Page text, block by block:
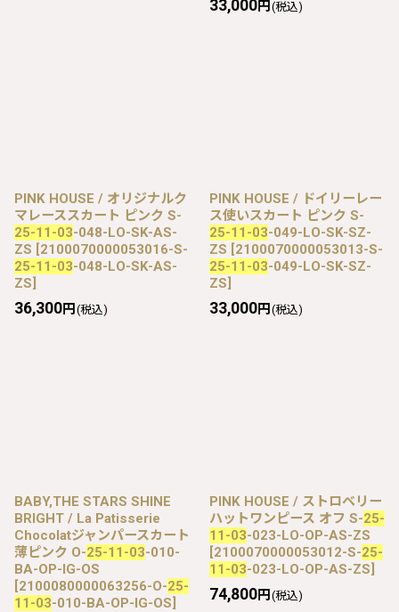
33,000円 (税込)
PINK HOUSE / オリジナルク
マレーススカート ピンク S-
25-11-03-048-LO-SK-AS-
ZS [2100070000053016-S-
25-11-03-048-LO-SK-AS-
ZS]
36,300円 (税込)
PINK HOUSE / ドイリーレー
ス使いスカート ピンク S-
25-11-03-049-LO-SK-SZ-
ZS [2100070000053013-S-
25-11-03-049-LO-SK-SZ-
ZS]
33,000円 (税込)
BABY,THE STARS SHINE
BRIGHT / La Patisserie
Chocolatジャンパースカート
薄ピンク O-25-11-03-010-
BA-OP-IG-OS
[2100080000063256-O-25-
11-03-010-BA-OP-IG-OS]
PINK HOUSE / ストロベリー
ハットワンピース オフ S-25-
11-03-023-LO-OP-AS-ZS
[2100070000053012-S-25-
11-03-023-LO-OP-AS-ZS]
74,800円 (税込)